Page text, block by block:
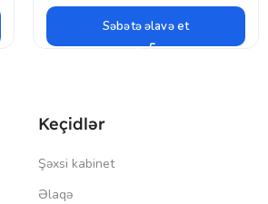
Səbətə əlavə et
Keçidlər
Şəxsi kabinet
Əlaqə